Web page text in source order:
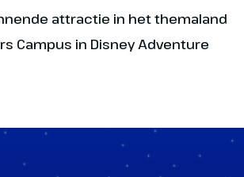
attractie in het themaland
Campus in Disney Adventure